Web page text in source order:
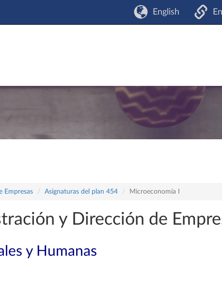
English
Empresas Asignaturas del plan 454 Microeconomía I
y Dirección de
y Humanas